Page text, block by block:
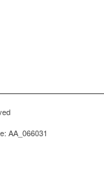
AA_066031